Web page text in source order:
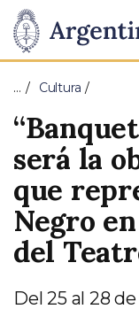
Presidencia
de
la
Nación
Pasar al
… Cultura
será la
que
Negro
del
Del 25 al 28